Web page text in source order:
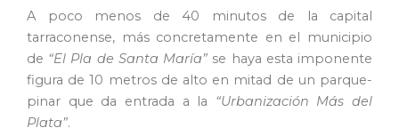
A poco menos de 40 minutos de la capital
tarraconense, más concretamente en el municipio
de “El Pla de Santa María” se haya esta imponente
figura de 10 metros de alto en mitad de un parque-
pinar que da entrada a la “Urbanización Más del
Plata”.